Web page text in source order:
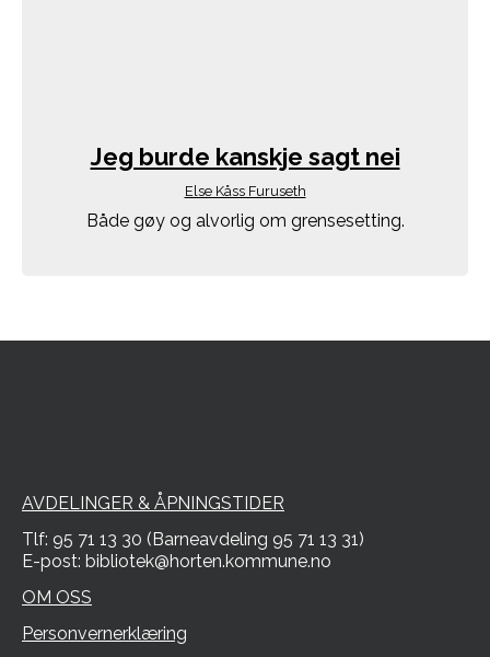
Jeg burde kanskje sagt nei
Else Kåss Furuseth
Både gøy og alvorlig om grensesetting.
AVDELINGER & ÅPNINGSTIDER
Tlf: 95 71 13 30 (Barneavdeling 95 71 13 31)
E-post: bibliotek@horten.kommune.no
OM OSS
Personvernerklæring